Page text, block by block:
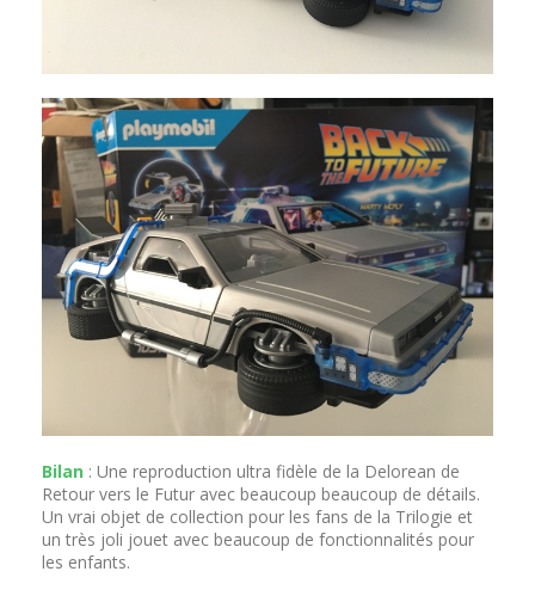
Bilan : Une reproduction ultra fidèle de la Delorean de
Retour vers le Futur avec beaucoup beaucoup de détails.
Un vrai objet de collection pour les fans de la Trilogie et
un très joli jouet avec beaucoup de fonctionnalités pour
les enfants.